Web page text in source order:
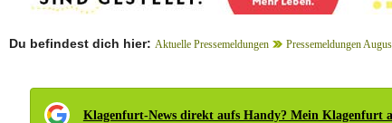
Du befindest dich hier: Aktuelle Pressemeldungen Pressemeldungen
Klagenfurt-News direkt aufs Handy? Mein Klagenfurt